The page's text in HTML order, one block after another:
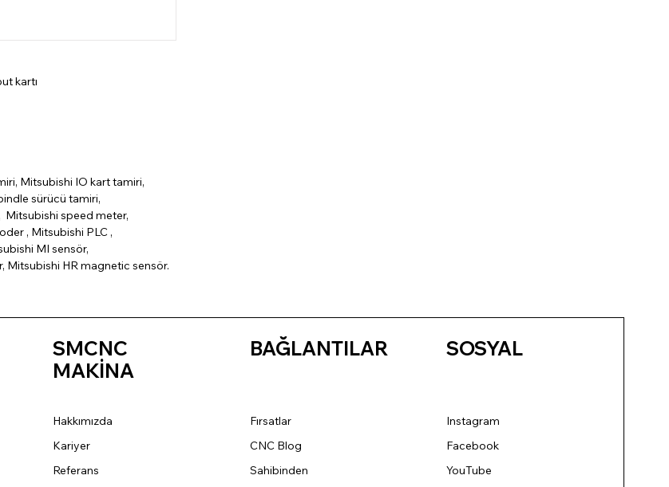
kartı
Mitsubishi IO kart tamiri,
sürücü tamiri,
speed meter,
, Mitsubishi PLC ,
MI sensör,
Mitsubishi HR magnetic sensör.
SMCNC
MAKİNA
Hakkımızda
Kariyer
Referans
BAĞLANTILAR
Fırsatlar
CNC Blog
Sahibinden
SOSYAL
Instagram
Facebook
YouTube